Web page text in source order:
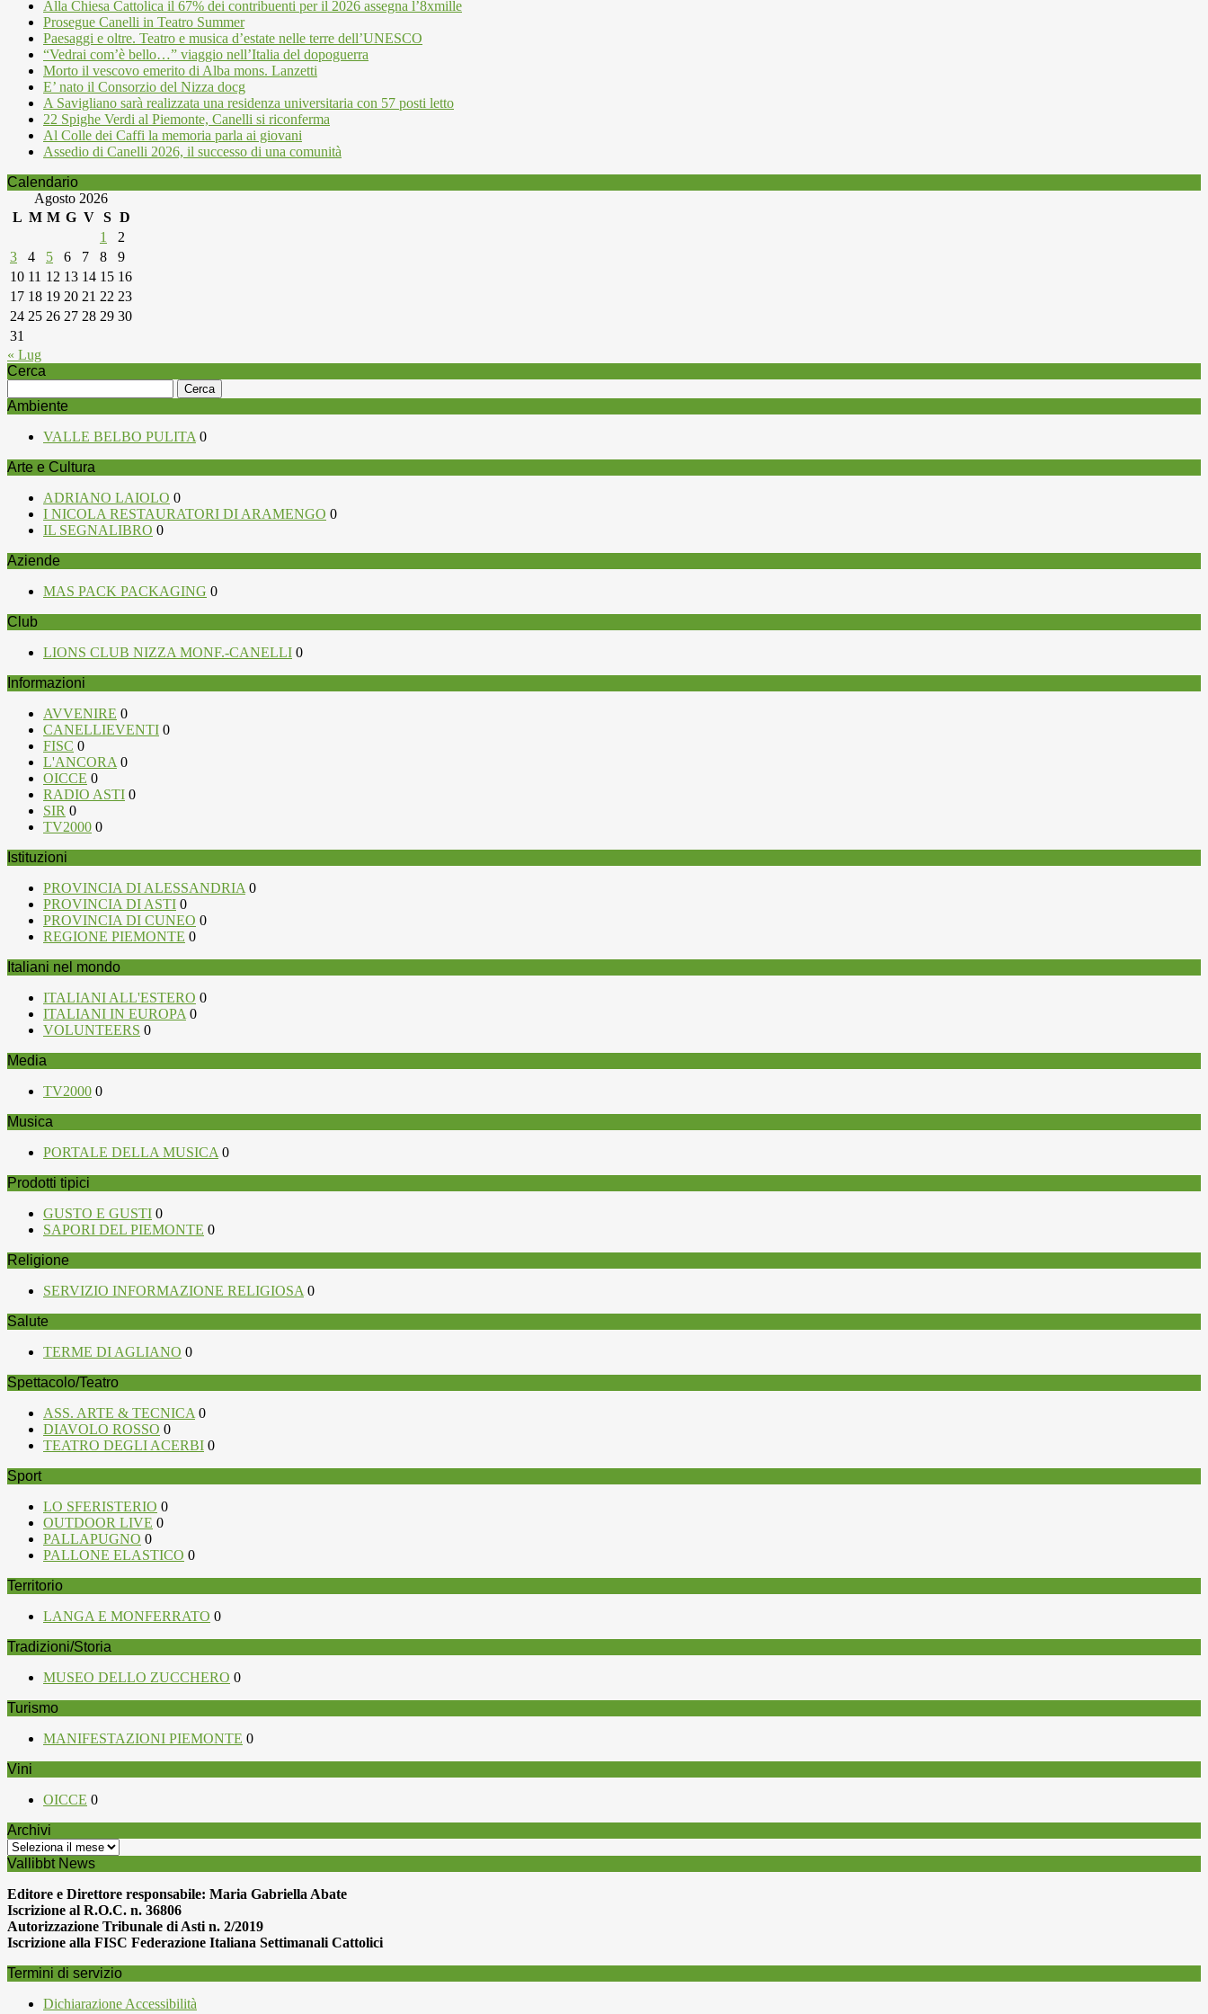
Alla Chiesa Cattolica il 67% dei contribuenti per il 2026 assegna l’8xmille
Prosegue Canelli in Teatro Summer
Paesaggi e oltre. Teatro e musica d’estate nelle terre dell’UNESCO
“Vedrai com’è bello…” viaggio nell’Italia del dopoguerra
Morto il vescovo emerito di Alba mons. Lanzetti
E’ nato il Consorzio del Nizza docg
A Savigliano sarà realizzata una residenza universitaria con 57 posti letto
22 Spighe Verdi al Piemonte, Canelli si riconferma
Al Colle dei Caffi la memoria parla ai giovani
Assedio di Canelli 2026, il successo di una comunità
Calendario
Agosto 2026
L M M G V S D
1
2
3
4 5 6 7 8
9
10 11 12 13 14 15 16
17 18 19 20 21 22 23
24 25 26 27 28 29 30
31
« Lug
Cerca
per:
Ambiente
VALLE BELBO PULITA 0
Arte e Cultura
ADRIANO LAIOLO 0
I NICOLA RESTAURATORI DI ARAMENGO 0
IL SEGNALIBRO 0
Aziende
MAS PACK PACKAGING 0
Club
LIONS CLUB NIZZA MONF.-CANELLI 0
Informazioni
AVVENIRE 0
CANELLIEVENTI 0
FISC 0
L'ANCORA 0
OICCE 0
RADIO ASTI 0
SIR 0
TV2000 0
Istituzioni
PROVINCIA DI ALESSANDRIA 0
PROVINCIA DI ASTI 0
PROVINCIA DI CUNEO 0
REGIONE PIEMONTE 0
Italiani nel mondo
ITALIANI ALL'ESTERO 0
ITALIANI IN EUROPA 0
VOLUNTEERS 0
Media
TV2000 0
Musica
PORTALE DELLA MUSICA 0
Prodotti tipici
GUSTO E GUSTI 0
SAPORI DEL PIEMONTE 0
Religione
SERVIZIO INFORMAZIONE RELIGIOSA 0
Salute
TERME DI AGLIANO 0
Spettacolo/Teatro
ASS. ARTE & TECNICA 0
DIAVOLO ROSSO 0
TEATRO DEGLI ACERBI 0
Sport
LO SFERISTERIO 0
OUTDOOR LIVE 0
PALLAPUGNO 0
PALLONE ELASTICO 0
Territorio
LANGA E MONFERRATO 0
Tradizioni/Storia
MUSEO DELLO ZUCCHERO 0
Turismo
MANIFESTAZIONI PIEMONTE 0
Vini
OICCE 0
Archivi
Archivi
Vallibbt News
Editore e Direttore responsabile: Maria Gabriella Abate
Iscrizione al R.O.C. n. 36806
Autorizzazione Tribunale di Asti n. 2/2019
Iscrizione alla FISC Federazione Italiana Settimanali Cattolici
Termini di servizio
Dichiarazione Accessibilità